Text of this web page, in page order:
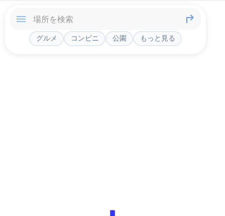
グルメ コンビニ 公園 もっと見る